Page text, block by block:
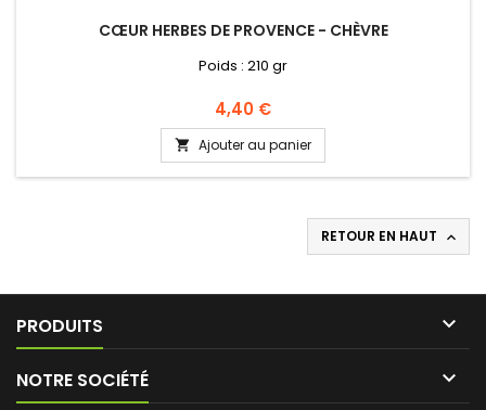
CŒUR HERBES DE PROVENCE - CHÈVRE
Poids : 210 gr
Prix
4,40 €
 Ajouter au panier
RETOUR EN HAUT 
PRODUITS 
NOTRE SOCIÉTÉ 